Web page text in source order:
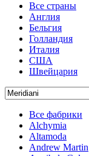
Все страны
Англия
Бельгия
Голландия
Италия
США
Швейцария
Все фабрики
Alchymia
Altamoda
Andrew Martin